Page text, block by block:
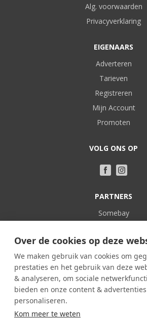
Over de cookies op deze
We maken gebruik van cookies om
prestaties en het gebruik van deze
& analyseren, om sociale
bieden en onze content &
personaliseren.
Kom meer te weten
Alg. voorwaarden
Privacyverklaring
EIGENAARS
Adverteren
Tarieven
Registreren
Mijn Account
Promoten
VOLG ONS OP
PARTNERS
Somebay
POPULAIR
Familieverblijven
In eigen land